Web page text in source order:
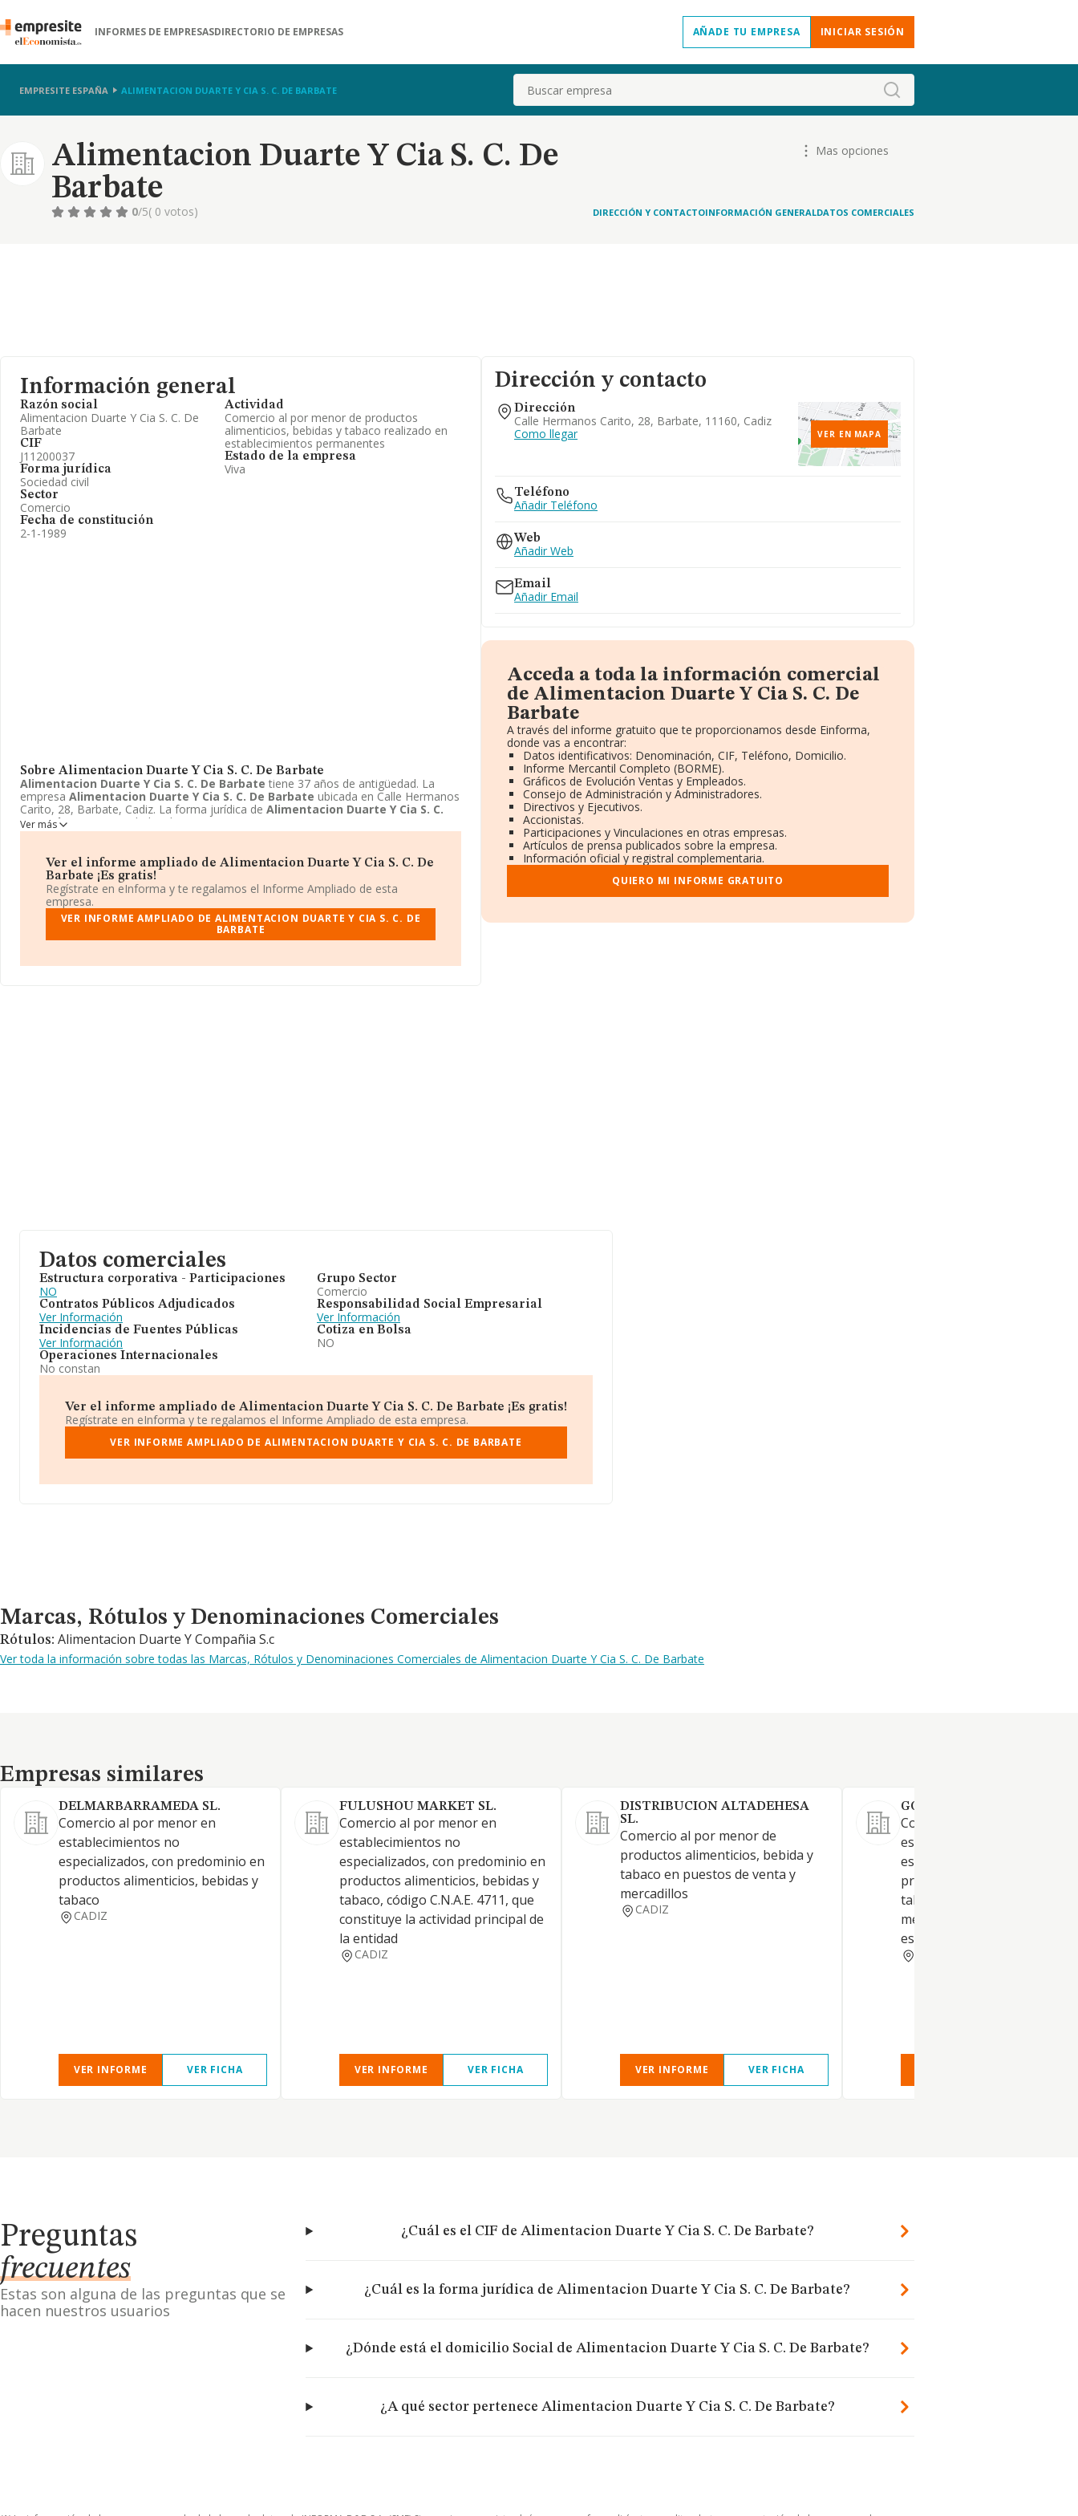
INFORMES DE EMPRESASDIRECTORIO DE EMPRESAS AÑADE TU EMPRESA INICIAR SESIÓN
EMPRESITE ESPAÑA ALIMENTACION DUARTE Y CIA S. C. DE BARBATE Buscar
Alimentacion Duarte Y Cia S. C. De
Barbate
Mas opciones
0/5( 0 votos) DIRECCIÓN Y CONTACTOINFORMACIÓN GENERALDATOS COMERCIALES
Información general
Razón social
Alimentacion Duarte Y Cia S. C. De
Barbate
CIF
J11200037
Forma jurídica
Sociedad civil
Sector
Comercio
Fecha de constitución
2-1-1989
Actividad
Comercio al por menor de productos
alimenticios, bebidas y tabaco realizado en
establecimientos permanentes
Estado de la empresa
Viva
Sobre Alimentacion Duarte Y Cia S. C. De Barbate
Alimentacion Duarte Y Cia S. C. De Barbate tiene 37 años de antigüedad. La
empresa Alimentacion Duarte Y Cia S. C. De Barbate ubicada en Calle Hermanos
Carito, 28, Barbate, Cadiz. La forma jurídica de Alimentacion Duarte Y Cia S. C.
De Barbate
es Sociedad civil.
Ver más
Ver el informe ampliado de Alimentacion Duarte Y Cia S. C. De
Barbate ¡Es gratis!
Regístrate en eInforma y te regalamos el Informe Ampliado de esta
empresa.
VER INFORME AMPLIADO DE ALIMENTACION DUARTE Y CIA S. C. DE
BARBATE
Dirección y contacto
Dirección
Calle Hermanos Carito, 28, Barbate, 11160, Cadiz
Como llegar
VER EN MAPA
Teléfono
Añadir Teléfono
Web
Añadir Web
Email
Añadir Email
Acceda a toda la información comercial
de Alimentacion Duarte Y Cia S. C. De
Barbate
A través del informe gratuito que te proporcionamos desde Einforma,
donde vas a encontrar:
Datos identificativos: Denominación, CIF, Teléfono, Domicilio.
Informe Mercantil Completo (BORME).
Gráficos de Evolución Ventas y Empleados.
Consejo de Administración y Administradores.
Directivos y Ejecutivos.
Accionistas.
Participaciones y Vinculaciones en otras empresas.
Artículos de prensa publicados sobre la empresa.
Información oficial y registral complementaria.
QUIERO MI INFORME GRATUITO
Datos comerciales
Estructura corporativa - Participaciones
NO
Contratos Públicos Adjudicados
Ver Información
Incidencias de Fuentes Públicas
Ver Información
Operaciones Internacionales
No constan
Grupo Sector
Comercio
Responsabilidad Social Empresarial
Ver Información
Cotiza en Bolsa
NO
Ver el informe ampliado de Alimentacion Duarte Y Cia S. C. De Barbate ¡Es gratis!
Regístrate en eInforma y te regalamos el Informe Ampliado de esta empresa.
VER INFORME AMPLIADO DE ALIMENTACION DUARTE Y CIA S. C. DE BARBATE
Marcas, Rótulos y Denominaciones Comerciales
Marcas, Rótulos y Denominaciones Comerciales
Rótulos: Alimentacion Duarte Y Compañia S.c
Ver toda la información sobre todas las Marcas, Rótulos y Denominaciones Comerciales de Alimentacion Duarte Y Cia S. C. De Barbate
Empresas similares
Empresas similares
DELMARBARRAMEDA SL.
Comercio al por menor en
establecimientos no
especializados, con predominio en
productos alimenticios, bebidas y
tabaco
CADIZ
VER INFORME VER FICHA
FULUSHOU MARKET SL.
Comercio al por menor en
establecimientos no
especializados, con predominio en
productos alimenticios, bebidas y
tabaco, código C.N.A.E. 4711, que
constituye la actividad principal de
la entidad
CADIZ
VER INFORME VER FICHA
DISTRIBUCION ALTADEHESA
SL.
Comercio al por menor de
productos alimenticios, bebida y
tabaco en puestos de venta y
mercadillos
CADIZ
VER INFORME VER FICHA
GONTOCINO SL.
Comercio al por menor en
establecimientos no
especializados, con
productos alimenticios,
tabaco. Otro comercio al por
mehor en establecimientos
especializados
Preguntas
frecuentes
Estas son alguna de las preguntas que se
hacen nuestros usuarios
¿Cuál es el CIF de Alimentacion Duarte Y Cia S. C. De Barbate?
¿Cuál es la forma jurídica de Alimentacion Duarte Y Cia S. C. De Barbate?
¿Dónde está el domicilio Social de Alimentacion Duarte Y Cia S. C. De Barbate?
¿A qué sector pertenece Alimentacion Duarte Y Cia S. C. De Barbate?